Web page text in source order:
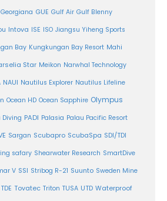
Georgiana GUE Gulf Air Gulf Blenny
Intova ISE ISO Jiangsu Yiheng Sports
Bay Kungkungan Bay Resort Mahi
Star Meikon Narwhal Technology
NAUI Nautilus Explorer Nautilus Lifeline
Ocean HD Ocean Sapphire Olympus
Diving PADI Palasia Palau Pacific Resort
Sargan Scubapro ScubaSpa SDI/TDI
safary Shearwater Research SmartDive
V SSI Stribog R-21 Suunto Sweden Mine
TDE Tovatec Triton TUSA UTD Waterproof